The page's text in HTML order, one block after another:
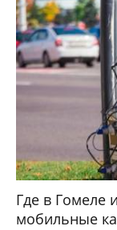
Где в Гомеле
мобильные